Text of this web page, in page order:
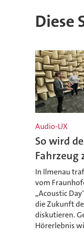
Diese
Audio-UX
So wird
Fahrzeug
In Ilmenau
vom
„Acoustic
die Zukunft
diskutieren.
Hörerlebnis